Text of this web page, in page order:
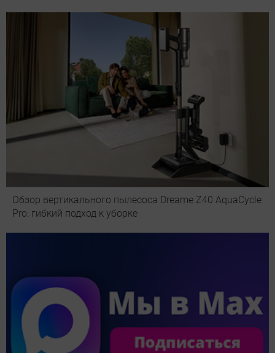
Обзор вертикального пылесоса Dreame Z40 AquaCycle
Pro: гибкий подход к уборке